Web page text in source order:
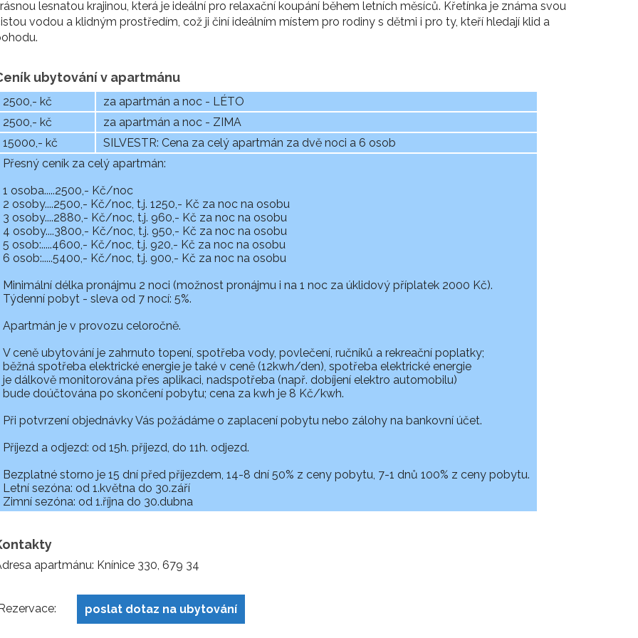
lesnatou krajinou, která je ideální pro relaxační koupání během letních měsíců. Křetínka je známa svou
vodou a klidným prostředím, což ji činí ideálním místem pro rodiny s dětmi i pro ty, kteří hledají klid a
ubytování v apartmánu
2500,- kč
za apartmán a noc - LÉTO
2500,- kč
za apartmán a noc - ZIMA
15000,- kč
SILVESTR: Cena za celý apartmán za dvě noci a 6 osob
Přesný ceník za celý apartmán:
1 osoba.....2500,- Kč/noc
2 osoby....2500,- Kč/noc, t.j. 1250,- Kč za noc na osobu
3 osoby....2880,- Kč/noc, t.j. 960,- Kč za noc na osobu
4 osoby....3800,- Kč/noc, t.j. 950,- Kč za noc na osobu
5 osob:.....4600,- Kč/noc, t.j. 920,- Kč za noc na osobu
6 osob:.....5400,- Kč/noc, t.j. 900,- Kč za noc na osobu
Minimální délka pronájmu 2 noci (možnost pronájmu i na 1 noc za úklidový příplatek 2000 Kč).
Týdenní pobyt - sleva od 7 nocí: 5%.
Apartmán je v provozu celoročně.
V ceně ubytování je zahrnuto topení, spotřeba vody, povlečení, ručníků a rekreační poplatky;
běžná spotřeba elektrické energie je také v ceně (12kwh/den), spotřeba elektrické energie
je dálkově monitorována přes aplikaci, nadspotřeba (např. dobíjení elektro automobilu)
bude doúčtována po skončení pobytu; cena za kwh je 8 Kč/kwh.
Při potvrzení objednávky Vás požádáme o zaplacení pobytu nebo zálohy na bankovní účet.
Příjezd a odjezd: od 15h. příjezd, do 11h. odjezd.
Bezplatné storno je 15 dní před příjezdem, 14-8 dní 50% z ceny pobytu, 7-1 dnů 100% z ceny pobytu.
Letní sezóna: od 1.května do 30.září
Zimní sezóna: od 1.října do 30.dubna
apartmánu: Knínice 330, 679 34
poslat dotaz na ubytování